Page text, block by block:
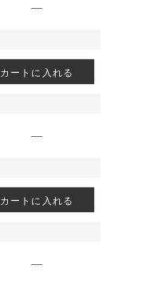
—
カートに入れる
—
カートに入れる
—